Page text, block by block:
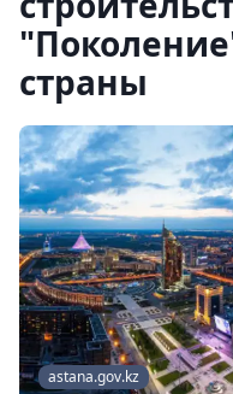
страны
astana.gov.kz